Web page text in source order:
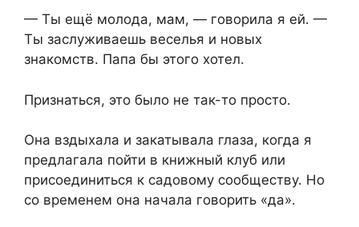
— Ты ещё молода, мам, — говорила я ей. —
Ты заслуживаешь веселья и новых
знакомств. Папа бы этого хотел.
Признаться, это было не так-то просто.
Она вздыхала и закатывала глаза, когда я
предлагала пойти в книжный клуб или
присоединиться к садовому сообществу. Но
со временем она начала говорить «да».